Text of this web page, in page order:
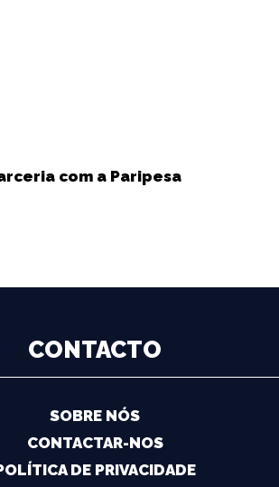
com a Paripesa
CONTACTO
SOBRE NÓS
CONTACTAR-NOS
DE PRIVACIDADE